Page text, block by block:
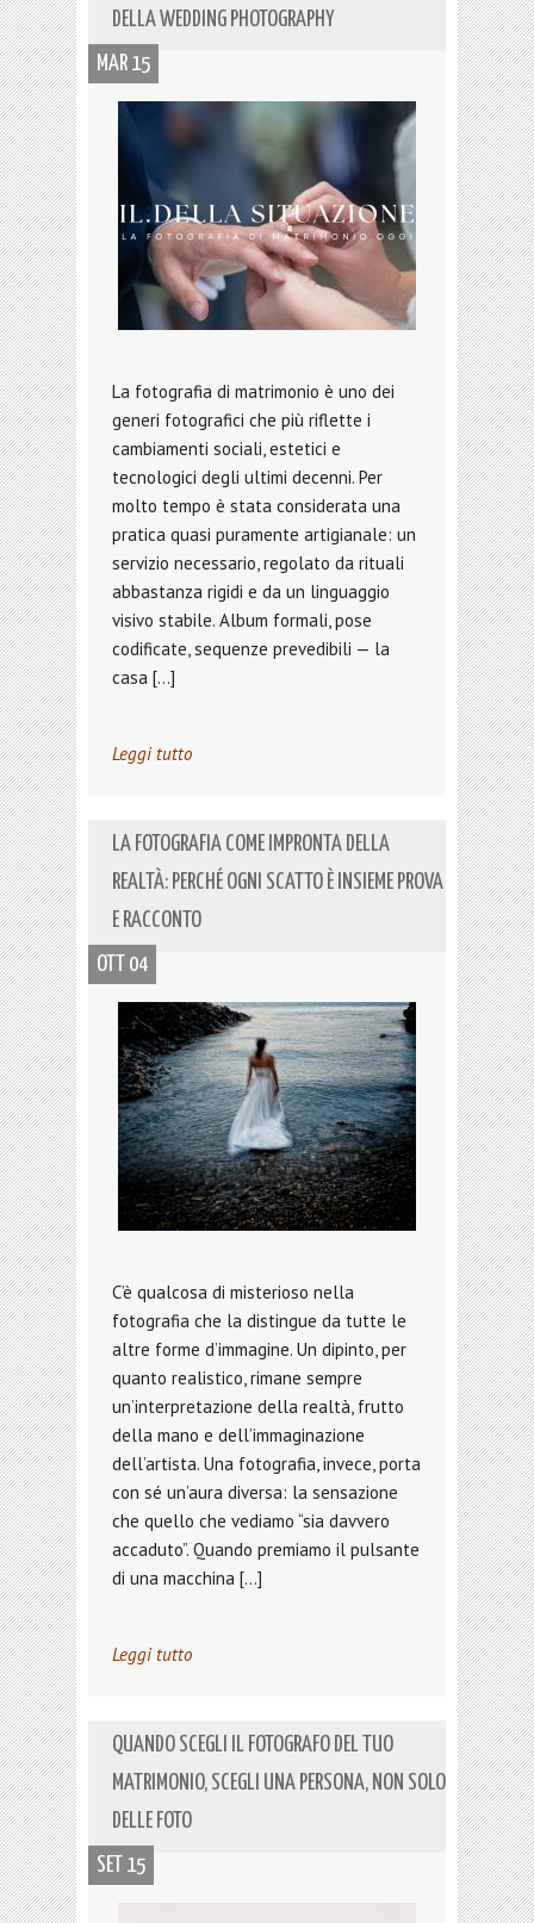
DELLA WEDDING PHOTOGRAPHY
MAR 15
La fotografia di matrimonio è uno dei
generi fotografici che più riflette i
cambiamenti sociali, estetici e
tecnologici degli ultimi decenni. Per
molto tempo è stata considerata una
pratica quasi puramente artigianale: un
servizio necessario, regolato da rituali
abbastanza rigidi e da un linguaggio
visivo stabile. Album formali, pose
codificate, sequenze prevedibili — la
casa […]
Leggi tutto
LA FOTOGRAFIA COME IMPRONTA DELLA
REALTÀ: PERCHÉ OGNI SCATTO È INSIEME PROVA
E RACCONTO
OTT 04
C’è qualcosa di misterioso nella
fotografia che la distingue da tutte le
altre forme d’immagine. Un dipinto, per
quanto realistico, rimane sempre
un’interpretazione della realtà, frutto
della mano e dell’immaginazione
dell’artista. Una fotografia, invece, porta
con sé un’aura diversa: la sensazione
che quello che vediamo “sia davvero
accaduto”. Quando premiamo il pulsante
di una macchina […]
Leggi tutto
QUANDO SCEGLI IL FOTOGRAFO DEL TUO
MATRIMONIO, SCEGLI UNA PERSONA, NON SOLO
DELLE FOTO
SET 15